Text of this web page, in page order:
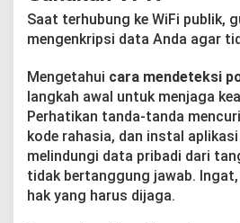
Saat terhubung ke WiFi publik,
mengenkripsi data Anda agar
Mengetahui cara mendeteksi
langkah awal untuk menjaga
Perhatikan tanda-tanda
kode rahasia, dan instal
melindungi data pribadi dari
tidak bertanggung jawab.
hak yang harus dijaga.